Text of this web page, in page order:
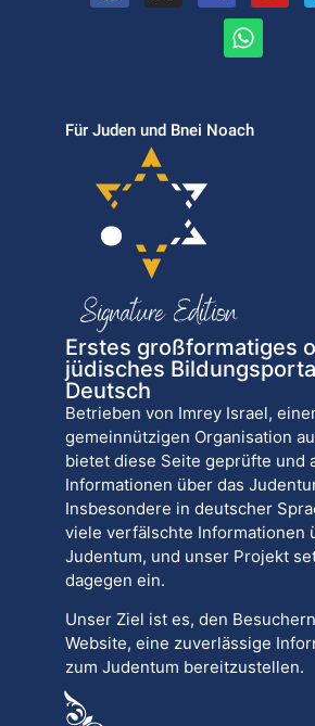
Für Juden und Bnei Noach
Erstes großformatiges
jüdisches
Deutsch
Betrieben von Imrey Israel,
gemeinnützigen Organisation
bietet diese Seite geprüfte und
Informationen über das
Insbesondere in deutscher
viele verfälschte Informationen
Judentum, und unser Projekt
dagegen ein.
Unser Ziel ist es, den
Website, eine zuverlässige
zum Judentum bereitzustellen.